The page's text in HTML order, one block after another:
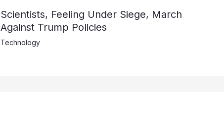
Scientists, Feeling Under Siege, March
Against Trump Policies
Technology